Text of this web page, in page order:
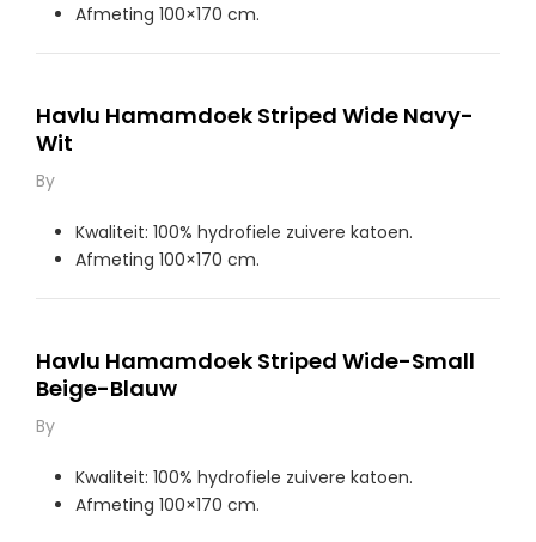
Afmeting 100×170 cm.
Havlu Hamamdoek Striped Wide Navy-
Wit
By
Kwaliteit: 100% hydrofiele zuivere katoen.
Afmeting 100×170 cm.
Havlu Hamamdoek Striped Wide-Small
Beige-Blauw
By
Kwaliteit: 100% hydrofiele zuivere katoen.
Afmeting 100×170 cm.